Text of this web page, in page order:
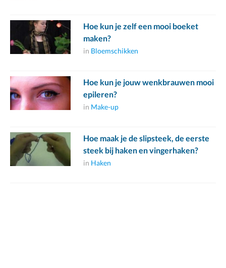
Hoe kun je zelf een mooi boeket
maken?
in Bloemschikken
Hoe kun je jouw wenkbrauwen mooi
epileren?
in Make-up
Hoe maak je de slipsteek, de eerste
steek bij haken en vingerhaken?
in Haken